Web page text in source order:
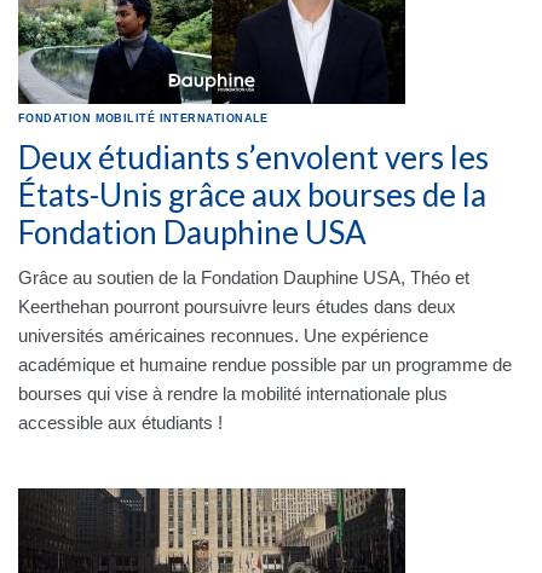
FONDATION MOBILITÉ INTERNATIONALE
Deux étudiants s’envolent vers les
États-Unis grâce aux bourses de la
Fondation Dauphine USA
Grâce au soutien de la Fondation Dauphine USA, Théo et
Keerthehan pourront poursuivre leurs études dans deux
universités américaines reconnues. Une expérience
académique et humaine rendue possible par un programme de
bourses qui vise à rendre la mobilité internationale plus
accessible aux étudiants !